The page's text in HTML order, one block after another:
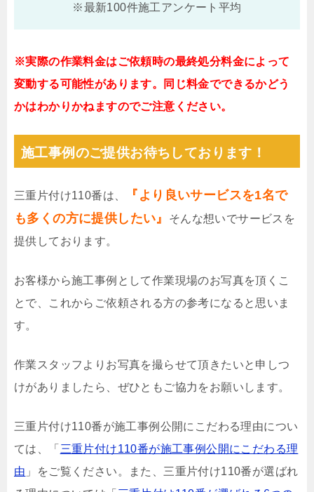
※最新100件施工アンケート平均
※実際の作業料金はご依頼時の最終処分料金によって
変動する可能性があります。同じ料金でできるかどう
かはわかりかねますのでご注意ください。
施工事例のご提供お待ちしております！
三重片付け110番は、
『より良いサービスを1名で
も多くの方に提供したい』
そんな想いでサービスを
提供しております。
お客様から施工事例として作業現場のお写真を頂くこ
とで、これからご依頼される方の参考になると思いま
す。
作業スタッフよりお写真を撮らせて頂きたいと申しつ
けがありましたら、ぜひともご協力をお願いします。
三重片付け110番が施工事例公開にこだわる理由につい
ては、「 三重片付け110番が施工事例公開にこだわる理
由 」をご覧ください。また、三重片付け110番が選ばれ